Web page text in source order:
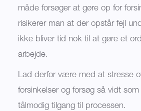
måde forsøger at gøre op for
risikerer man at der opstår fejl
ikke bliver tid nok til at gøre et
arbejde.
Lad derfor være med at stresse
forsinkelser og forsøg så vidt
tålmodig tilgang til processen.